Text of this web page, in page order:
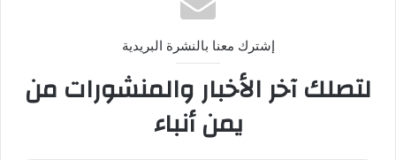
إشترك معنا بالنشرة البريدية
لتصلك آخر الأخبار والمنشورات من
يمن أنباء